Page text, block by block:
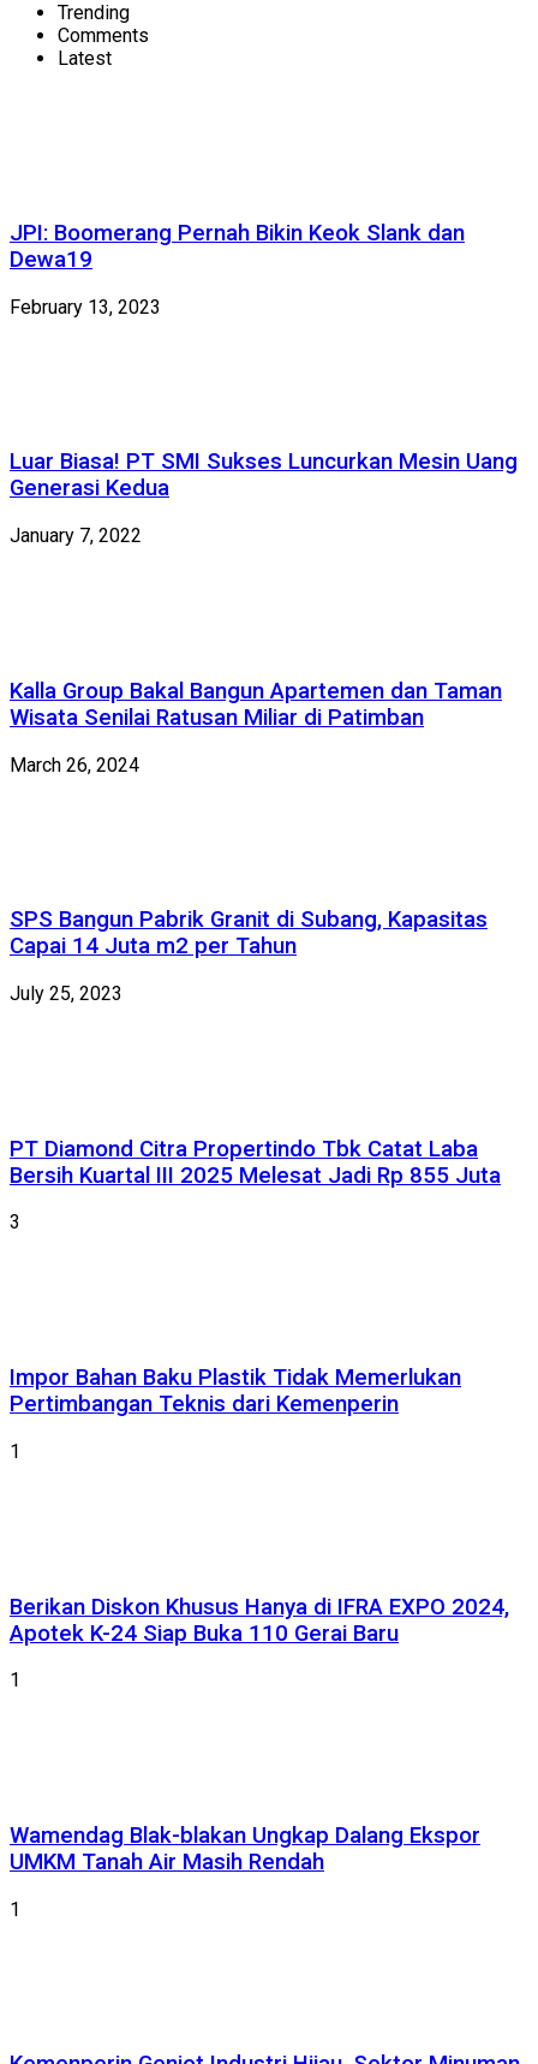
Trending
Comments
Latest
JPI: Boomerang Pernah Bikin Keok Slank dan
Dewa19
February 13, 2023
Luar Biasa! PT SMI Sukses Luncurkan Mesin Uang
Generasi Kedua
January 7, 2022
Kalla Group Bakal Bangun Apartemen dan Taman
Wisata Senilai Ratusan Miliar di Patimban
March 26, 2024
SPS Bangun Pabrik Granit di Subang, Kapasitas
Capai 14 Juta m2 per Tahun
July 25, 2023
PT Diamond Citra Propertindo Tbk Catat Laba
Bersih Kuartal III 2025 Melesat Jadi Rp 855 Juta
3
Impor Bahan Baku Plastik Tidak Memerlukan
Pertimbangan Teknis dari Kemenperin
1
Berikan Diskon Khusus Hanya di IFRA EXPO 2024,
Apotek K-24 Siap Buka 110 Gerai Baru
1
Wamendag Blak-blakan Ungkap Dalang Ekspor
UMKM Tanah Air Masih Rendah
1